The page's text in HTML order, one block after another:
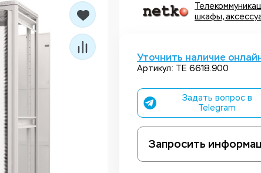
шкафы,
Уточнить наличие
Артикул: TE 6618.900
Задать вопрос в
Telegram
Запросить